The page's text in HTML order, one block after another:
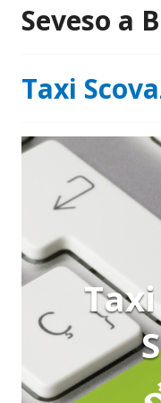
Seveso a
Taxi